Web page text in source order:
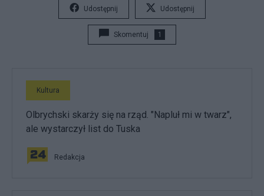
Udostępnij Udostępnij
Skomentuj 1
Kultura
Olbrychski skarży się na rząd. "Napluł mi w twarz",
ale wystarczył list do Tuska
Redakcja